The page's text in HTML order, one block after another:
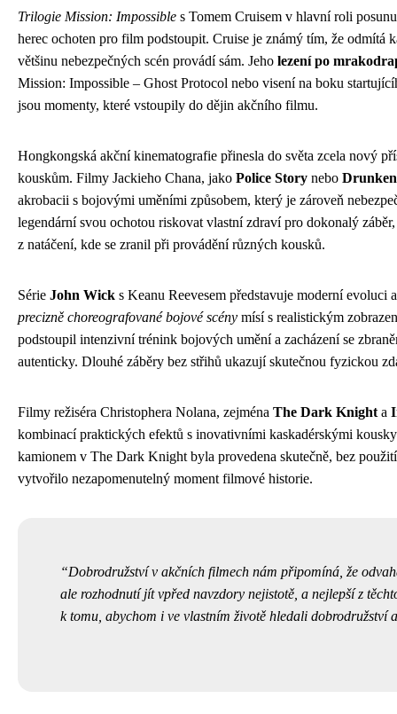
Trilogie Mission: Impossible s Tomem Cruisem v hlavní roli
herec ochoten pro film podstoupit. Cruise je známý tím, že odmítá
většinu nebezpečných scén provádí sám. Jeho lezení po
Mission: Impossible – Ghost Protocol nebo visení na boku
jsou momenty, které vstoupily do dějin akčního filmu.
Hongkongská akční kinematografie přinesla do světa zcela nový
kouskům. Filmy Jackieho Chana, jako Police Story nebo
akrobacii s bojovými uměními způsobem, který je zároveň
legendární svou ochotou riskovat vlastní zdraví pro dokonalý
z natáčení, kde se zranil při provádění různých kousků.
Série John Wick s Keanu Reevesem představuje moderní evoluci
precizně choreografované bojové scény mísí s realistickým
podstoupil intenzivní trénink bojových umění a zacházení se
autenticky. Dlouhé záběry bez střihů ukazují skutečnou fyzickou
Filmy režiséra Christophera Nolana, zejména The Dark Knight a
kombinací praktických efektů s inovativními kaskadérskými
kamionem v The Dark Knight byla provedena skutečně, bez
vytvořilo nezapomenutelný moment filmové historie.
Dobrodružství v akčních filmech nám připomíná, že
ale rozhodnutí jít vpřed navzdory nejistotě, a nejlepší z
k tomu, abychom i ve vlastním životě hledali dobrodružství